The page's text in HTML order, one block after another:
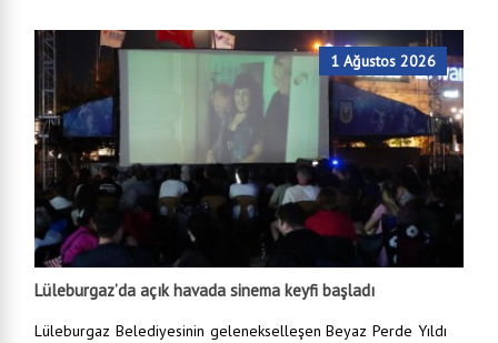
1 Ağustos 2026
Lüleburgaz’da açık havada sinema keyfi başladı
Lüleburgaz Belediyesinin gelenekselleşen Beyaz Perde Yıldı